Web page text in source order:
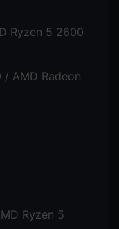
Ryzen 5 2600
/ AMD Radeon
Ryzen 5